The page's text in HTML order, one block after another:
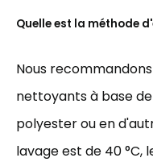
Quelle est la méthode
Nous
nettoyants à base
polyester ou en
lavage est de 40 °C,